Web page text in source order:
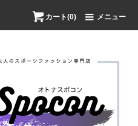
カート(0) メニュー